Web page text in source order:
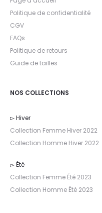
Politique de confidentialité
CGV
FAQs
Politique de retours
Guide de tailles
NOS COLLECTIONS
▻ Hiver
Collection Femme Hiver 2022
Collection Homme Hiver 2022
▻ Été
Collection Femme Été 2023
Collection Homme Été 2023